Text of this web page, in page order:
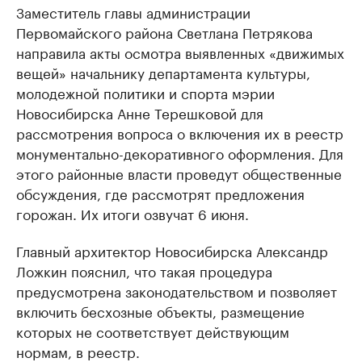
Заместитель главы администрации
Первомайского района Светлана Петрякова
направила акты осмотра выявленных «движимых
вещей» начальнику департамента культуры,
молодежной политики и спорта мэрии
Новосибирска Анне Терешковой для
рассмотрения вопроса о включения их в реестр
монументально-декоративного оформления. Для
этого районные власти проведут общественные
обсуждения, где рассмотрят предложения
горожан. Их итоги озвучат 6 июня.
Главный архитектор Новосибирска Александр
Ложкин пояснил, что такая процедура
предусмотрена законодательством и позволяет
включить бесхозные объекты, размещение
которых не соответствует действующим
нормам, в реестр.